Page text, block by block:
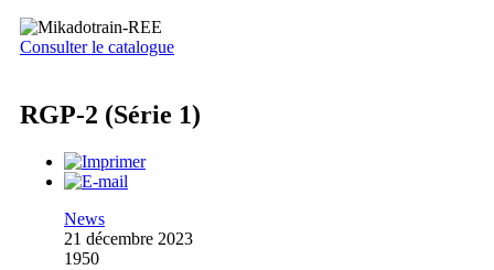
Consulter le catalogue
RGP-2 (Série 1)
News
21 décembre 2023
1950